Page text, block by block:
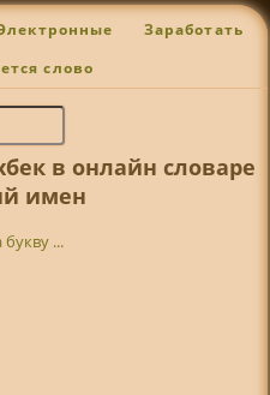
Заработать
слово
в онлайн словаре
имен
...